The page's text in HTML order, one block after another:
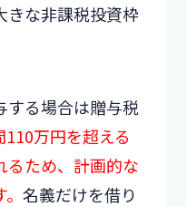
きな非課税投資枠
する場合は贈与税
110万円を超える
るため、計画的な
名義だけを借り